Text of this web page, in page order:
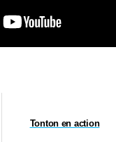
Tonton en action